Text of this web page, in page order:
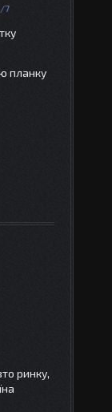
7
планку
ринку,